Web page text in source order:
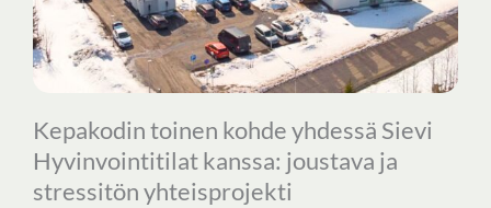
Kepakodin toinen kohde yhdessä Sievi
Hyvinvointitilat kanssa: joustava ja
stressitön yhteisprojekti